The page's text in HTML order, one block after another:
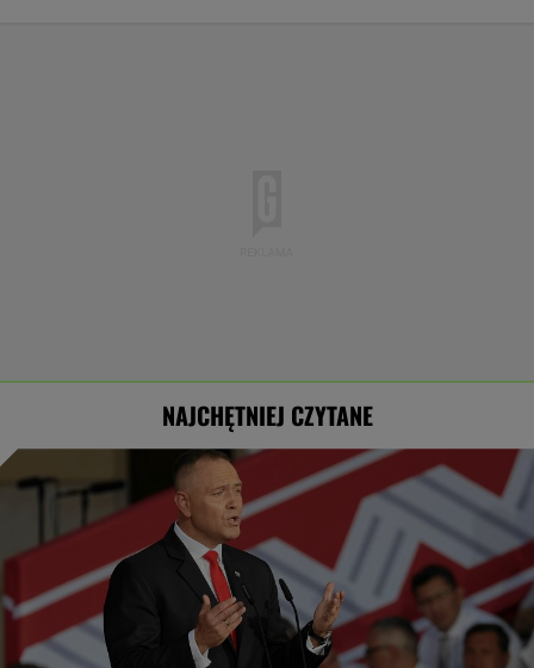
NAJCHĘTNIEJ CZYTANE